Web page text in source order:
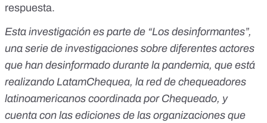
respuesta.
Esta investigación es parte de “Los desinformantes”,
una serie de investigaciones sobre diferentes actores
que han desinformado durante la pandemia, que está
realizando LatamChequea, la red de chequeadores
latinoamericanos coordinada por Chequeado, y
cuenta con las ediciones de las organizaciones que